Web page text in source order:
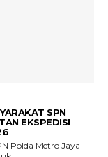
SPN
EKSPEDISI
Polda Metro Jaya